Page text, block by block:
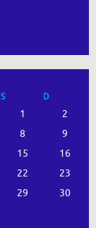
S D
1
2
8
9
15
16
22
23
29
30